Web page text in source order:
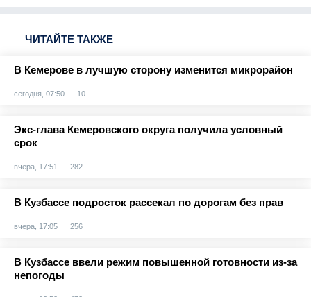
ЧИТАЙТЕ ТАКЖЕ
В Кемерове в лучшую сторону изменится микрорайон
сегодня, 07:50 10
Экс-глава Кемеровского округа получила условный
срок
вчера, 17:51 282
В Кузбассе подросток рассекал по дорогам без прав
вчера, 17:05 256
В Кузбассе ввели режим повышенной готовности из-за
непогоды